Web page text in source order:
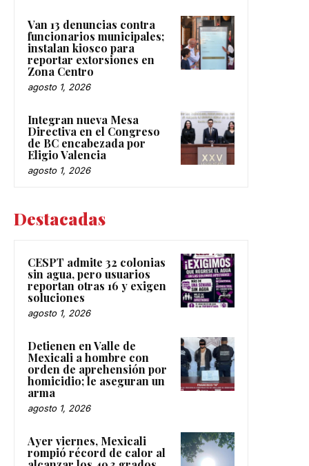
Van 13 denuncias contra
funcionarios municipales;
instalan kiosco para
reportar extorsiones en
Zona Centro
agosto 1, 2026
Integran nueva Mesa
Directiva en el Congreso
de BC encabezada por
Eligio Valencia
agosto 1, 2026
Destacadas
CESPT admite 32 colonias
sin agua, pero usuarios
reportan otras 16 y exigen
soluciones
agosto 1, 2026
Detienen en Valle de
Mexicali a hombre con
orden de aprehensión por
homicidio; le aseguran un
arma
agosto 1, 2026
Ayer viernes, Mexicali
rompió récord de calor al